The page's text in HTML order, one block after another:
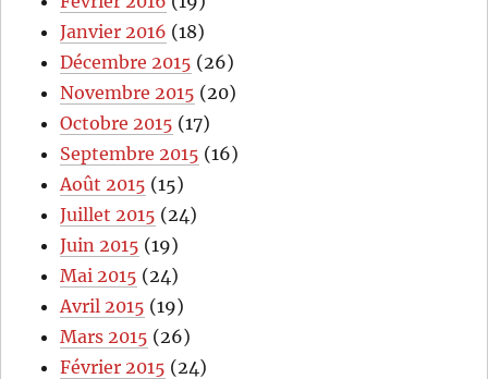
Janvier 2016 (18)
Décembre 2015 (26)
Novembre 2015 (20)
Octobre 2015 (17)
Septembre 2015 (16)
Août 2015 (15)
Juillet 2015 (24)
Juin 2015 (19)
Mai 2015 (24)
Avril 2015 (19)
Mars 2015 (26)
Février 2015 (24)